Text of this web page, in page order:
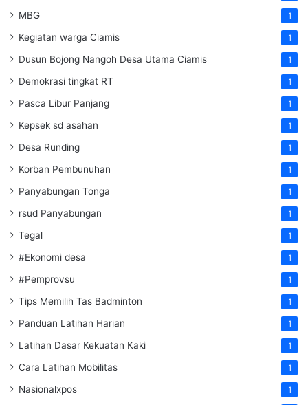
MBG 1
Kegiatan warga Ciamis 1
Dusun Bojong Nangoh Desa Utama Ciamis 1
Demokrasi tingkat RT 1
Pasca Libur Panjang 1
Kepsek sd asahan 1
Desa Runding 1
Korban Pembunuhan 1
Panyabungan Tonga 1
rsud Panyabungan 1
Tegal 1
#Ekonomi desa 1
#Pemprovsu 1
Tips Memilih Tas Badminton 1
Panduan Latihan Harian 1
Latihan Dasar Kekuatan Kaki 1
Cara Latihan Mobilitas 1
Nasionalxpos 1